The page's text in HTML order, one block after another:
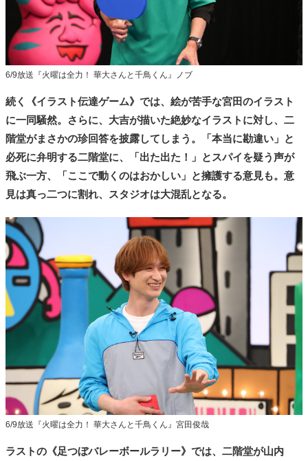
6/9放送『火曜は全力！ 華大さんと千鳥くん』ノブ
続く《イラスト伝達ゲーム》では、絵が苦手な宮田のイラスト
に一同騒然。さらに、大吉が描いた絶妙なイラストに対し、二
階堂がまさかの珍回答を披露してしまう。「本当に勘違い」と
必死に弁明する二階堂に、「出た出た！」とスパイを疑う声が
飛ぶ一方、「ここで動くのはおかしい」と擁護する意見も。意
見は真っ二つに割れ、スタジオは大混乱となる。
6/9放送『火曜は全力！ 華大さんと千鳥くん』宮田俊哉
ラストの《足つぼバレーボールラリー》では、二階堂が山内